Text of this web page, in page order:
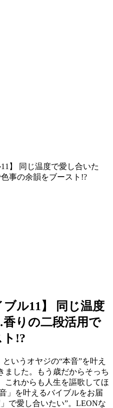
】 同じ温度で愛し合いた
事の余韻をブースト!?
ブル11】 同じ温度
りの二段活用で
!?
いうオヤジの“本音”を叶え
ました。もう歳だからそっち
れからも人生を謳歌してほ
」を叶えるバイブルをお届
で愛し合いたい”。LEONな